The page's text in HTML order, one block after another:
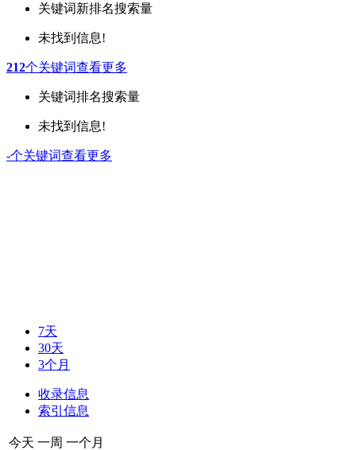
关键词新排名搜索量
未找到信息!
212个关键词查看更多
关键词排名搜索量
未找到信息!
-个关键词查看更多
7天
30天
3个月
收录信息
索引信息
今天 一周 一个月